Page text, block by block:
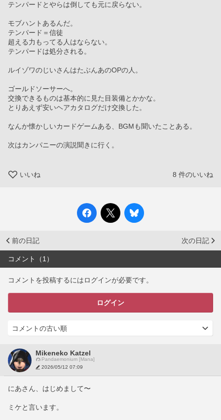
テンパードとやらは倒しても元に戻らない。
モブハントあるんだ。
テンパード＝信徒
超える力もってる人はならない。
テンパードは処分される。
ルイゾワのじいさんはたぶんあのOPの人。
ゴールドソーサーへ。
交換できるものは基本的に見た目装備とかかな。
とりあえず安いヘアカタログだけ交換した。
なんか懐かしいカードゲームある、BGMも聞いたことある。
次はカンパニーの演説聞きに行く。
いいね 8 件のいいね
前の日記 次の日記
コメント（1）
コメントを投稿するにはログインが必要です。
ログイン
Mikeneko Katzel
Pandaemonium [Mana]
2026/05/12 07:09
にあさん、はじめまして〜
ミケと言います。